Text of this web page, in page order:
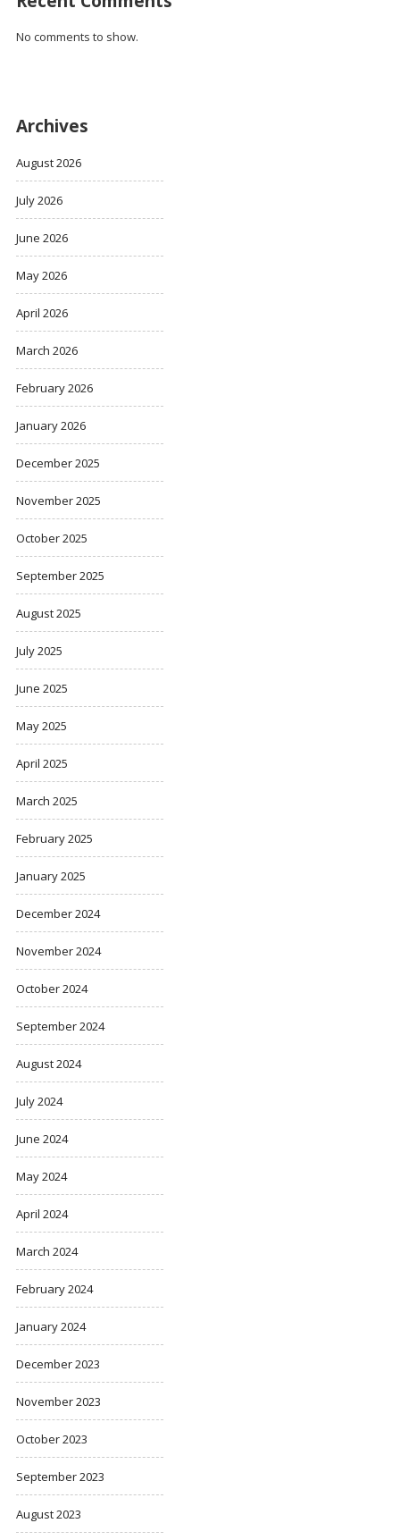
No comments to show.
Archives
August 2026
July 2026
June 2026
May 2026
April 2026
March 2026
February 2026
January 2026
December 2025
November 2025
October 2025
September 2025
August 2025
July 2025
June 2025
May 2025
April 2025
March 2025
February 2025
January 2025
December 2024
November 2024
October 2024
September 2024
August 2024
July 2024
June 2024
May 2024
April 2024
March 2024
February 2024
January 2024
December 2023
November 2023
October 2023
September 2023
August 2023